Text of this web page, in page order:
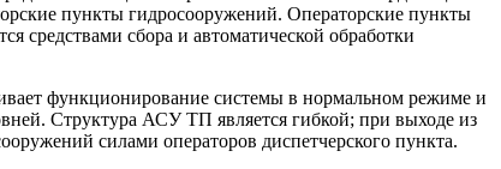
пункты гидросооружений. Операторские пункты
сбора и автоматиче­ской обработки
функционирование системы в нормальном режиме и
Структура АСУ ТП является гибкой; при выходе из
силами операторов диспетчер­ского пункта.